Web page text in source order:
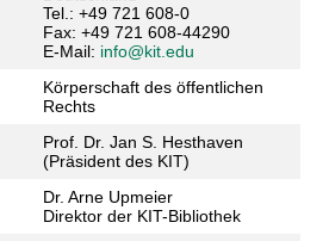
Tel.: +49 721 608-0
Fax: +49 721 608-44290
E-Mail: info@kit.edu
Körperschaft des öffentlichen
Rechts
Prof. Dr. Jan S. Hesthaven
(Präsident des KIT)
Dr. Arne Upmeier
Direktor der KIT-Bibliothek